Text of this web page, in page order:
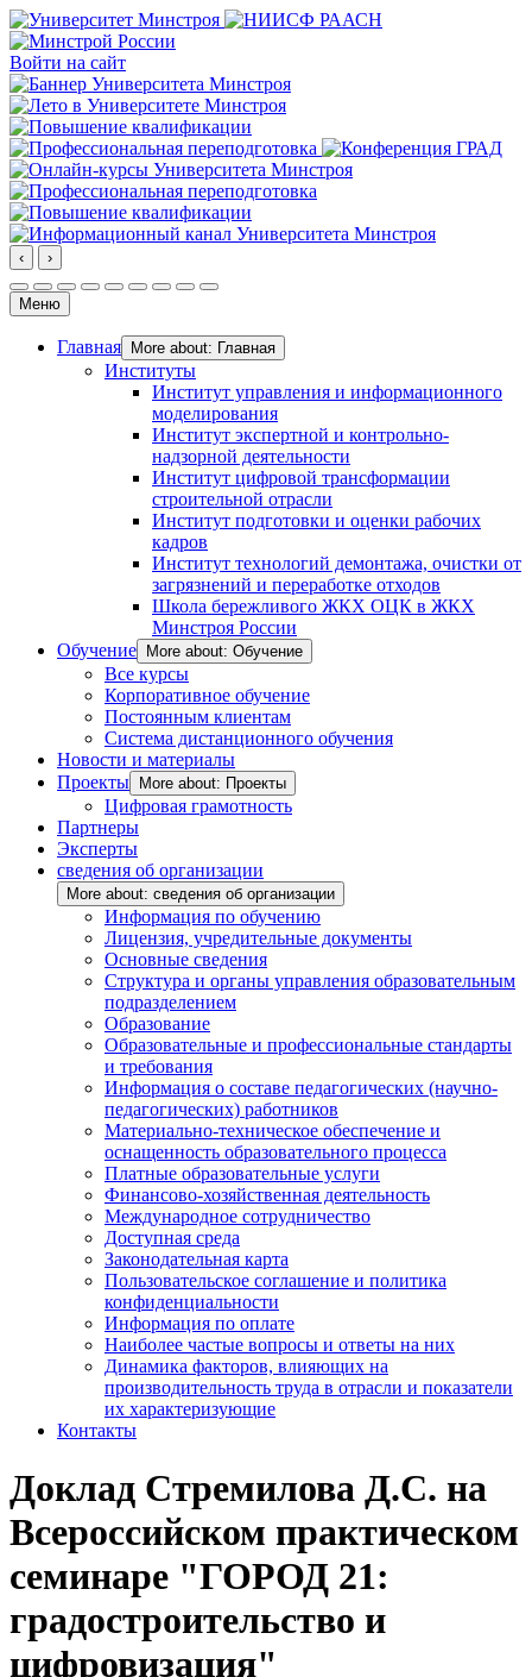
Войти на сайт
‹ ›
Меню
Главная More about: Главная
Институты
Институт управления и информационного
моделирования
Институт экспертной и контрольно-
надзорной деятельности
Институт цифровой трансформации
строительной отрасли
Институт подготовки и оценки рабочих
кадров
Институт технологий демонтажа, очистки от
загрязнений и переработке отходов
Школа бережливого ЖКХ ОЦК в ЖКХ
Минстроя России
Обучение
More about: Обучение
Все курсы
Корпоративное обучение
Постоянным клиентам
Система дистанционного обучения
Новости и материалы
Проекты
More about: Проекты
Цифровая грамотность
Партнеры
Эксперты
сведения об организации
More about: сведения об организации
Информация по обучению
Лицензия, учредительные документы
Основные сведения
Структура и органы управления образовательным
подразделением
Образование
Образовательные и профессиональные стандарты
и требования
Информация о составе педагогических (научно-
педагогических) работников
Материально-техническое обеспечение и
оснащенность образовательного процесса
Платные образовательные услуги
Финансово-хозяйственная деятельность
Международное сотрудничество
Доступная среда
Законодательная карта
Пользовательское соглашение и политика
конфиденциальности
Информация по оплате
Наиболее частые вопросы и ответы на них
Динамика факторов, влияющих на
производительность труда в отрасли и показатели
их характеризующие
Контакты
Доклад Стремилова Д.С. на
Всероссийском практическом
семинаре "ГОРОД 21:
градостроительство и
цифровизация"